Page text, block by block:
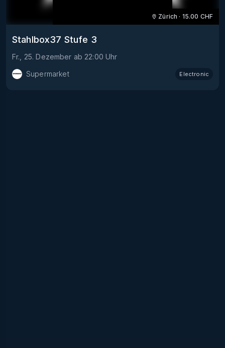
Zürich · 15.00 CHF
Stahlbox37 Stufe 3
Fr., 25. Dezember ab 22:00 Uhr
Supermarket
Electronic